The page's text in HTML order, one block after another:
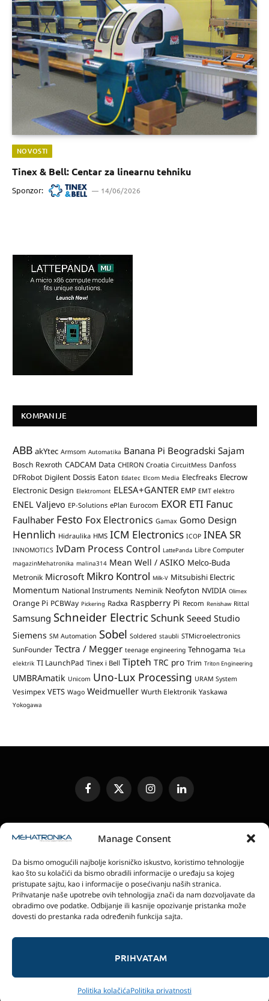
Manage Consent
Da bismo omogućili najbolje korisničko iskustvo, koristimo tehnologije
kao što su kolačići da bismo obradili informacije o uređaju sa kojeg
pristupate sajtu, kao i informacije o posećivanju naših stranica.
Prihvatanje naše upotrebe ovih tehnologija znači da nam dozvoljavate da
obradimo ove podatke. Odbijanje ili kasnije opozivanje pristanka može
dovesti do prestanka rada određenih funkcija sajta.
PRIHVATAM
Politika kolačićaPolitika privatnosti
NOVOSTI
Tinex & Bell: Centar za linearnu tehniku
Sponzor: 14/06/2026
KOMPANIJE
ABB akYtec Armsom Automatika Banana Pi Beogradski Sajam
Bosch Rexroth CADCAM Data CHIRON Croatia CircuitMess Danfoss
DFRobot Digilent Dossis Eaton Edatec Elcom Media Elecfreaks Elecrow
Electronic Design Elektromont ELESA+GANTER EMP EMT elektro
ENEL Valjevo EP-Solutions ePlan Eurocom EXOR ETI Fanuc
Faulhaber Festo Fox Electronics Gamax Gomo Design
Hennlich Hidraulika HMS ICM Electronics ICOP INEA SR
INNOMOTICS IvDam Process Control LattePanda Libre Computer
magazinMehatronika malina314 Mean Well / ASIKO Melco-Buda
Metronik Microsoft Mikro Kontrol Milk-V Mitsubishi Electric
Momentum National Instruments Neminik Neofyton NVIDIA Olimex
Orange Pi PCBWay Pickering Radxa Raspberry Pi Recom Renishaw Rittal
Samsung Schneider ElectricSchunk Seeed Studio
Siemens SM Automation Sobel Soldered staubli STMicroelectronics
SunFounder Tectra / Megger teenage engineering Tehnogama TeLa
elektrik TI LaunchPad Tinex i Bell Tipteh TRC pro Trim Triton Engineering
UMBRAmatik Unicom Uno-Lux Processing URAM System
Vesimpex VETS Wago Weidmueller Wurth Elektronik Yaskawa
Yokogawa
FacebookX
(Twitter)
InstagramLinkedIn
SLANJE JEDINICA ZA RECENZIJU
ELEKTRONSKA IZDANJA
POLITIKA PRIVATNOSTI
POLITIKA KOLAČIĆA
magazin Mehatronika - Agencija “Gomo Design”
Stanoja Glavaša 37, 26300 Vršac, Serbia
© 2026 magazin Mehatronika by Gomo Design.